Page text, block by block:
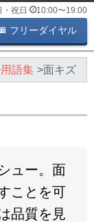
・祝日 10:00〜19:00
フリーダイヤル
用語集 面キズ
ュー。面
ことを可
品質を見